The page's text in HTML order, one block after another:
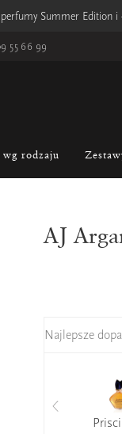
Summer Edition
55 66 99
wg rodzaju
AJ
Najlepsze